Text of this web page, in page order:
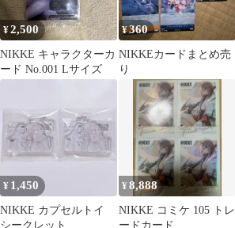
¥2,500
NIKKE キャラクターカ
ード No.001 Lサイズ
¥360
NIKKEカードまとめ売
り
¥ 1,450
NIKKE カプセルトイ
シークレット
¥8,888
NIKKE コミケ 105 トレ
ードカード